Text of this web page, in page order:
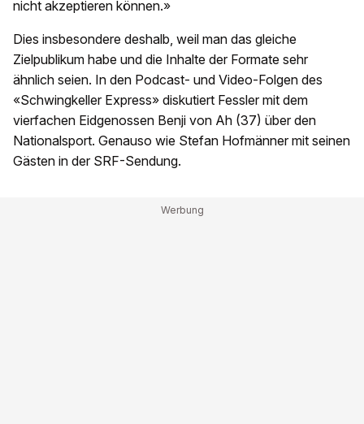
nicht akzeptieren können.»
Dies insbesondere deshalb, weil man das gleiche
Zielpublikum habe und die Inhalte der Formate sehr
ähnlich seien. In den Podcast- und Video-Folgen des
«Schwingkeller Express» diskutiert Fessler mit dem
vierfachen Eidgenossen Benji von Ah (37) über den
Nationalsport. Genauso wie Stefan Hofmänner mit seinen
Gästen in der SRF-Sendung.